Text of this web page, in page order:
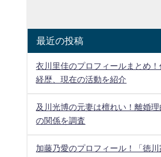
最近の投稿
衣川里佳のプロフィールまとめ
経歴、現在の活動を紹介
及川光博の元妻は檀れい！離婚
の関係を調査
加藤乃愛のプロフィール！「徳